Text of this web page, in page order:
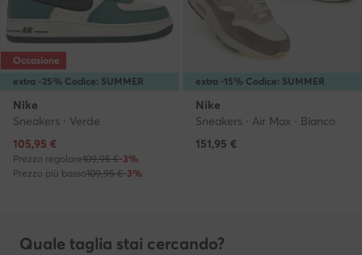
extra -25% Codice: SUMMER
Occasione
Nike
Sneakers · Verde
Prezzo attuale
105,95 €
Prezzo regolare109,95 €-3%
Prezzo più basso109,95 €-3%
extra -15% Codice: SUMMER
Nike
Sneakers · Air Max · Bianco
151,95 €
Quale taglia stai cercando?